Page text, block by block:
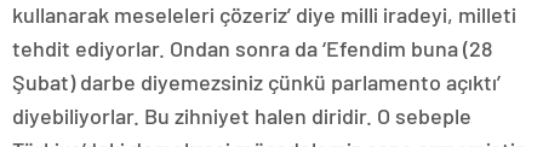
kullanarak meseleleri çözeriz’ diye milli iradeyi, milleti
tehdit ediyorlar. Ondan sonra da ‘Efendim buna (28
Şubat) darbe diyemezsiniz çünkü parlamento açıktı’
diyebiliyorlar. Bu zihniyet halen diridir. O sebeple